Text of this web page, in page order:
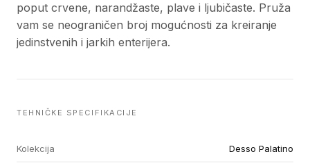
poput crvene, narandžaste, plave i ljubičaste. Pruža
vam se neograničen broj mogućnosti za kreiranje
jedinstvenih i jarkih enterijera.
TEHNIČKE SPECIFIKACIJE
Kolekcija Desso Palatino